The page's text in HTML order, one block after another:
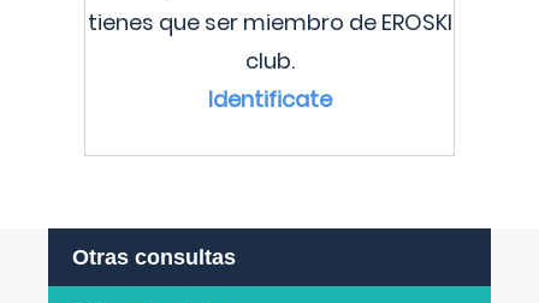
tienes que ser miembro de EROSKI
club.
Identificate
Otras consultas